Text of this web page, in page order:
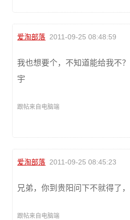
爱淘部落 2011-09-25 08:48:59
我也想要个，不知道能给我不
宇
跟帖来自电脑端
爱淘部落 2011-09-25 08:45:23
兄弟，你到贵阳问下不就得了
跟帖来自电脑端